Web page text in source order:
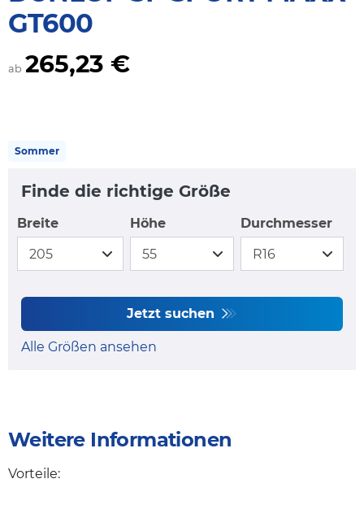
GT600
ab 265,23 €
Sommer
Finde die richtige Größe
Breite Höhe Durchmesser
Jetzt suchen
Alle Größen ansehen
Weitere Informationen
Vorteile: